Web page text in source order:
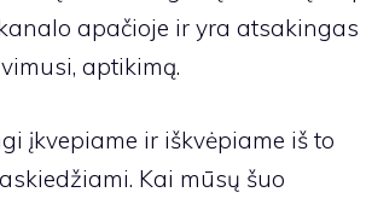
apačioje ir yra atsakingas
aptikimą.
įkvepiame ir iškvėpiame iš to
Kai mūsų šuo